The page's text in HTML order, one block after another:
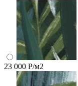
23 000 Р/м2